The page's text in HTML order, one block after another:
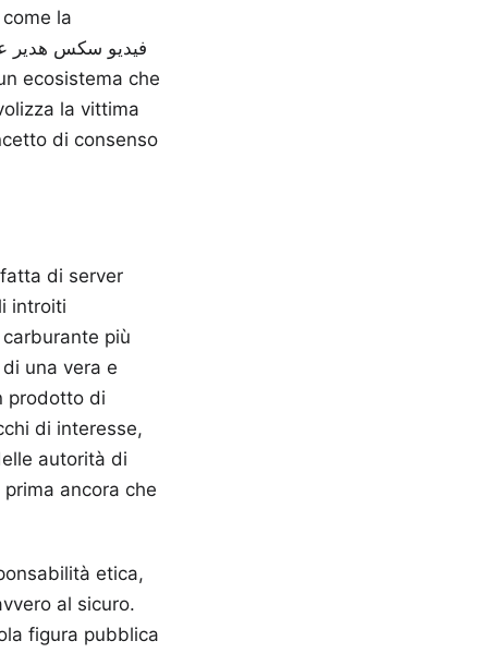
la
ecosistema che
la vittima
di consenso
di server
introiti
più
una vera e
prodotto di
di interesse,
autorità di
ancora che
etica,
al sicuro.
figura pubblica